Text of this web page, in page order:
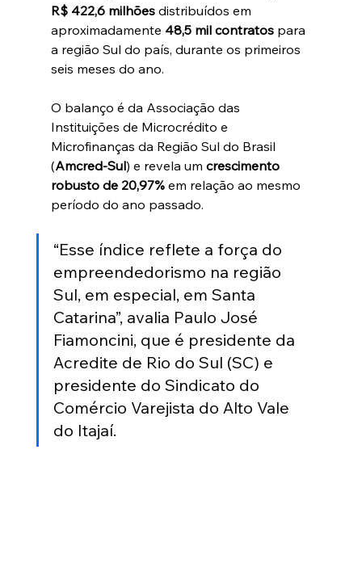
R$ 422,6 milhões distribuídos em
aproximadamente 48,5 mil contratos para
a região Sul do país, durante os primeiros
seis meses do ano.
O balanço é da Associação das
Instituições de Microcrédito e
Microfinanças da Região Sul do Brasil
(Amcred-Sul) e revela um crescimento
robusto de 20,97% em relação ao mesmo
período do ano passado.
“Esse índice reflete a força do
empreendedorismo na região
Sul, em especial, em Santa
Catarina”, avalia Paulo José
Fiamoncini, que é presidente da
Acredite de Rio do Sul (SC) e
presidente do Sindicato do
Comércio Varejista do Alto Vale
do Itajaí.